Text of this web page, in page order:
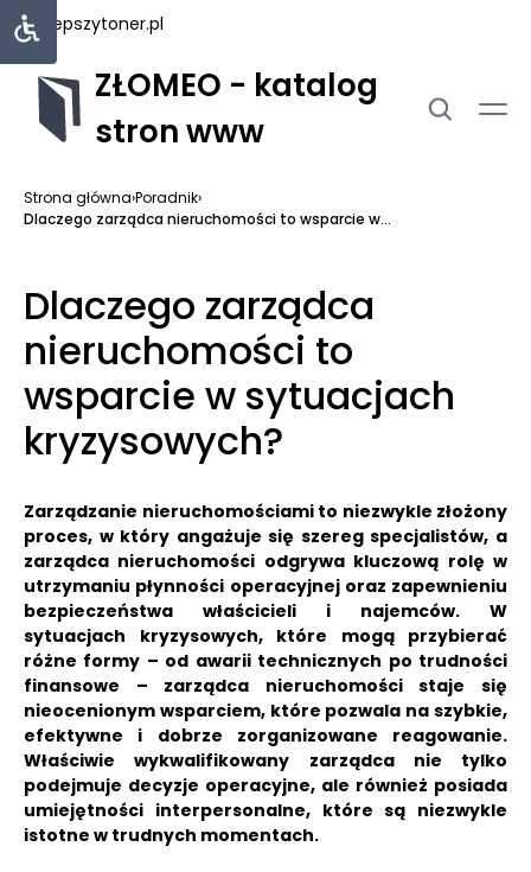
najlepszytoner.pl
ZŁOMEO - katalog
stron www
Strona główna›Poradnik›
Dlaczego zarządca nieruchomości to wsparcie w...
Dlaczego zarządca
nieruchomości to
wsparcie w sytuacjach
kryzysowych?
Zarządzanie nieruchomościami to niezwykle złożony
proces, w który angażuje się szereg specjalistów, a
zarządca nieruchomości odgrywa kluczową rolę w
utrzymaniu płynności operacyjnej oraz zapewnieniu
bezpieczeństwa właścicieli i najemców. W
sytuacjach kryzysowych, które mogą przybierać
różne formy – od awarii technicznych po trudności
finansowe – zarządca nieruchomości staje się
nieocenionym wsparciem, które pozwala na szybkie,
efektywne i dobrze zorganizowane reagowanie.
Właściwie wykwalifikowany zarządca nie tylko
podejmuje decyzje operacyjne, ale również posiada
umiejętności interpersonalne, które są niezwykle
istotne w trudnych momentach.